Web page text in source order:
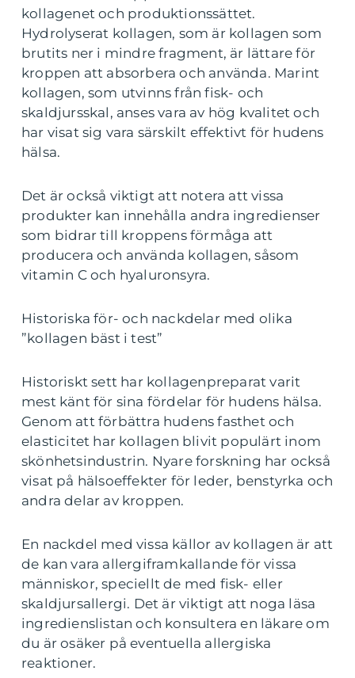
kollagenet och produktionssättet.
Hydrolyserat kollagen, som är kollagen som
brutits ner i mindre fragment, är lättare för
kroppen att absorbera och använda. Marint
kollagen, som utvinns från fisk- och
skaldjursskal, anses vara av hög kvalitet och
har visat sig vara särskilt effektivt för hudens
hälsa.
Det är också viktigt att notera att vissa
produkter kan innehålla andra ingredienser
som bidrar till kroppens förmåga att
producera och använda kollagen, såsom
vitamin C och hyaluronsyra.
Historiska för- och nackdelar med olika
”kollagen bäst i test”
Historiskt sett har kollagenpreparat varit
mest känt för sina fördelar för hudens hälsa.
Genom att förbättra hudens fasthet och
elasticitet har kollagen blivit populärt inom
skönhetsindustrin. Nyare forskning har också
visat på hälsoeffekter för leder, benstyrka och
andra delar av kroppen.
En nackdel med vissa källor av kollagen är att
de kan vara allergiframkallande för vissa
människor, speciellt de med fisk- eller
skaldjursallergi. Det är viktigt att noga läsa
ingredienslistan och konsultera en läkare om
du är osäker på eventuella allergiska
reaktioner.